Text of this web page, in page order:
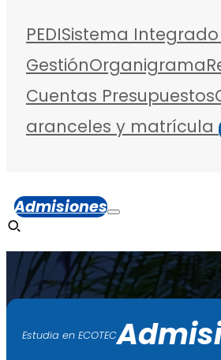
PEDISistema
GestiónOrganigrama
Cuentas Presupuestos
aranceles y matrícula
Admisiones
Estudia en ECOTEC